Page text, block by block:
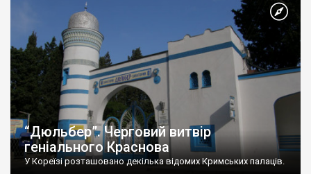
“Дюльбер”. Черговий витвір
геніального Краснова
У Кореїзі розташовано декілька відомих Кримських палаців.